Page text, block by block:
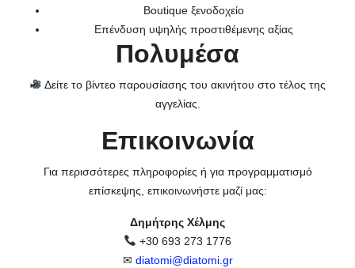
Boutique ξενοδοχείο
Επένδυση υψηλής προστιθέμενης αξίας
Πολυμέσα
Δείτε το βίντεο παρουσίασης του ακινήτου στο τέλος της
αγγελίας.
Επικοινωνία
Για περισσότερες πληροφορίες ή για προγραμματισμό
επίσκεψης, επικοινωνήστε μαζί μας:
Δημήτρης Χέλμης
+30 693 273 1776
✉ diatomi@diatomi.gr